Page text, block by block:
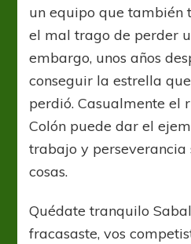
un equipo que también
el mal trago de perder
embargo, unos años
conseguir la estrella
perdió. Casualmente el
Colón puede dar el
trabajo y perseverancia
cosas.
Quédate tranquilo
fracasaste, vos